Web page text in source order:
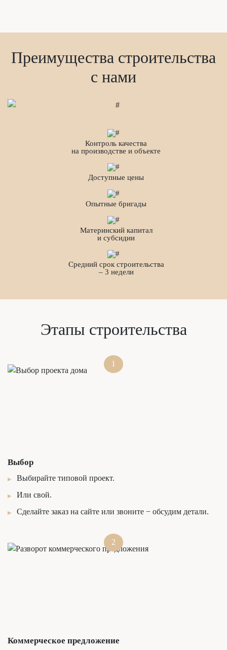
Преимущества строительства
с нами
Контроль качества
на производстве и объекте
Доступные цены
Опытные бригады
Материнский капитал
и субсидии
Средний срок строительства
– 3 недели
Этапы строительства
1
Выбор
Выбирайте типовой проект.
Или свой.
Сделайте заказ на сайте или звоните − обсудим детали.
2
Коммерческое предложение